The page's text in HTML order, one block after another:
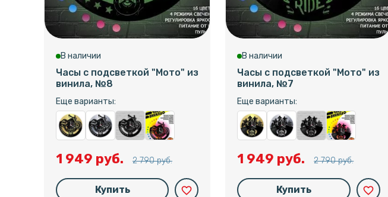
В наличии
Часы с подсветкой "Мото" из
винила, №8
Еще варианты:
1 949 руб. 2 790 руб.
Купить favorite_border
В наличии
Часы с подсветкой "Мото" из
винила, №7
Еще варианты:
1 949 руб. 2 790 руб.
Купить favorite_border